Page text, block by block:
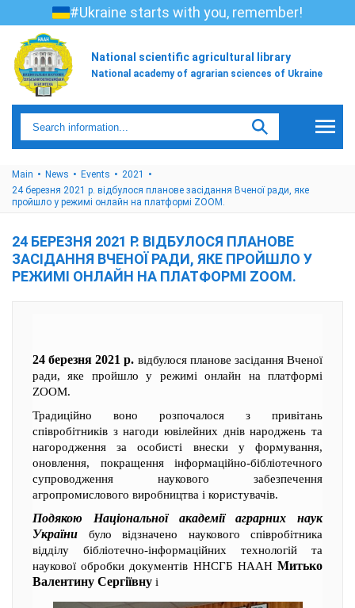
#Ukraine starts with you, remember!
National scientific agricultural library
National academy of agrarian sciences of Ukraine
Main News Events
2021
24 березня 2021 р. відбулося планове засідання Вченої ради, яке
пройшло у режимі онлайн на платформі ZOOM.
24 БЕРЕЗНЯ 2021 Р. ВІДБУЛОСЯ ПЛАНОВЕ
ЗАСІДАННЯ ВЧЕНОЇ РАДИ, ЯКЕ ПРОЙШЛО У
РЕЖИМІ ОНЛАЙН НА ПЛАТФОРМІ ZOOM.
24 березня 2021 р. відбулося планове засідання Вченої
ради, яке пройшло у режимі онлайн на платформі
ZOOM.
Традиційно воно розпочалося з привітань
співробітників з нагоди ювілейних днів народжень та
нагородження за особисті внески у формування,
оновлення, покращення інформаційно-бібліотечного
супроводження наукового забезпечення
агропромислового виробництва і користувачів.
Подякою Національної академії аграрних наук
України було відзначено наукового співробітника
відділу бібліотечно-інформаційних технологій та
наукової обробки документів ННСГБ НААН Митько
Валентину Сергіївну і